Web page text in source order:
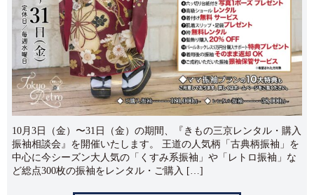
10月3日（金）〜31日（金）の期間、『きもの三京レンタル・購入
振袖相談会』を開催いたします。 王道の人気柄「古典柄振袖」を
中心に今シーズン大人気の「くすみ系振袖」や「レトロ振袖」な
ど総点300枚の振袖をレンタル・ご購入 […]